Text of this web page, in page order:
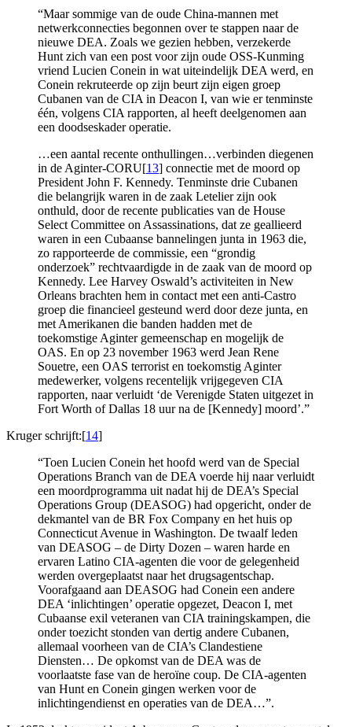
“Maar sommige van de oude China-mannen met
netwerkconnecties begonnen over te stappen naar de
nieuwe DEA. Zoals we gezien hebben, verzekerde
Hunt zich van een post voor zijn oude OSS-Kunming
vriend Lucien Conein in wat uiteindelijk DEA werd, en
Conein rekruteerde op zijn beurt zijn eigen groep
Cubanen van de CIA in Deacon I, van wie er tenminste
één, volgens CIA rapporten, al heeft deelgenomen aan
een doodseskader operatie.
…een aantal recente onthullingen…verbinden diegenen
in de Aginter-CORU[13] connectie met de moord op
President John F. Kennedy. Tenminste drie Cubanen
die belangrijk waren in de zaak Letelier zijn ook
onthuld, door de recente publicaties van de House
Select Committee on Assassinations, dat ze geallieerd
waren in een Cubaanse bannelingen junta in 1963 die,
zo rapporteerde de commissie, een “grondig
onderzoek” rechtvaardigde in de zaak van de moord op
Kennedy. Lee Harvey Oswald’s activiteiten in New
Orleans brachten hem in contact met een anti-Castro
groep die financieel gesteund werd door deze junta, en
met Amerikanen die banden hadden met de
toekomstige Aginter gemeenschap en mogelijk de
OAS. En op 23 november 1963 werd Jean Rene
Souetre, een OAS terrorist en toekomstig Aginter
medewerker, volgens recentelijk vrijgegeven CIA
rapporten, naar verluidt ‘de Verenigde Staten uitgezet in
Fort Worth of Dallas 18 uur na de [Kennedy] moord’.”
Kruger schrijft:[14]
“Toen Lucien Conein het hoofd werd van de Special
Operations Branch van de DEA voerde hij naar verluidt
een moordprogramma uit nadat hij de DEA’s Special
Operations Group (DEASOG) had opgericht, onder de
dekmantel van de BR Fox Company en het huis op
Connecticut Avenue in Washington. De twaalf leden
van DEASOG – de Dirty Dozen – waren harde en
ervaren Latino CIA-agenten die voor de gelegenheid
werden overgeplaatst naar het drugsagentschap.
Voorafgaand aan DEASOG had Conein een andere
DEA ‘inlichtingen’ operatie opgezet, Deacon I, met
Cubaanse exil veteranen van CIA trainingskampen, die
onder toezicht stonden van dertig andere Cubanen,
allemaal voorheen van de CIA’s Clandestiene
Diensten… De opkomst van de DEA was de
voorlaatste fase van de heroïne coup. De CIA-agenten
van Hunt en Conein gingen werken voor de
inlichtingendienst en operaties van de DEA…”.